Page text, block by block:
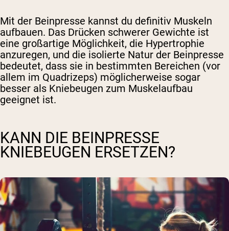
Mit der Beinpresse kannst du definitiv Muskeln
aufbauen. Das Drücken schwerer Gewichte ist
eine großartige Möglichkeit, die Hypertrophie
anzuregen, und die isolierte Natur der Beinpresse
bedeutet, dass sie in bestimmten Bereichen (vor
allem im Quadrizeps) möglicherweise sogar
besser als Kniebeugen zum Muskelaufbau
geeignet ist.
KANN DIE BEINPRESSE
KNIEBEUGEN ERSETZEN?